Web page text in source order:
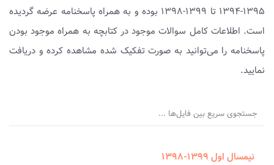
۱۳۹۵-۱۳۹۴ تا ۱۳۹۹-۱۳۹۸ بوده و به همراه پاسخنامه عرضه گردیده
است. اطلاعات کامل سوالات موجود در کتابچه به همراه موجود بودن
پاسخنامه را می‌توانید به صورت تفکیک شده مشاهده کرده و دریافت
نمایید.
جستجوی سریع بین فایل‌ها ...
نیمسال اول ۱۳۹۹-۱۳۹۸